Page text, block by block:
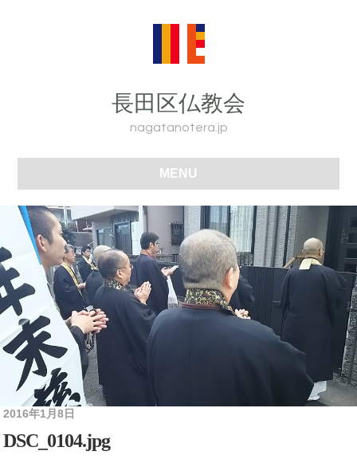
長田区仏教会
nagatanotera.jp
MENU
2016年1月8日
DSC_0104.jpg